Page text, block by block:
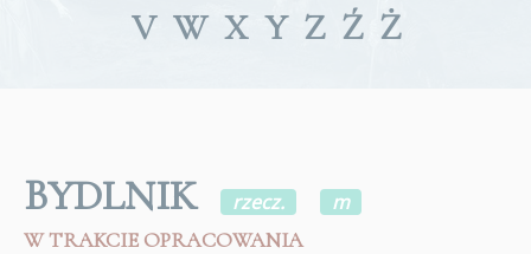
V W X Y Z Ź Ż
BYDLNIK rzecz.
m
W TRAKCIE OPRACOWANIA